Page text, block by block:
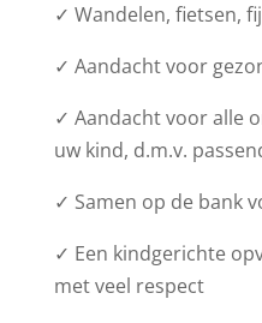
✓ Wandelen, fietsen,
✓ Aandacht voor
✓ Aandacht voor alle
uw kind, d.m.v.
✓ Samen op de bank
✓ Een kindgerichte
met veel respect